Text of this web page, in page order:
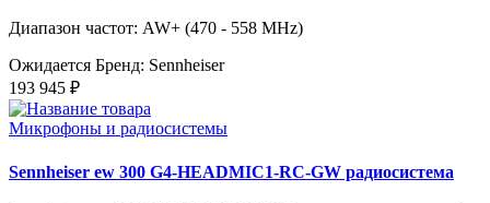
Диапазон частот: AW+ (470 - 558 MHz)
Ожидается Бренд: Sennheiser
193 945 ₽
Микрофоны и радиосистемы
Sennheiser ew 300 G4-HEADMIC1-RC-GW радиосистема